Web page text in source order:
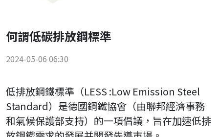
何謂低碳排放鋼標準
2024-05-06 06:30
低排放鋼鐵標準（LESS :Low Emission Steel
Standard）是德國鋼鐵協會（由聯邦經濟事務
和氣候保護部支持）的一項倡議，旨在加速低排